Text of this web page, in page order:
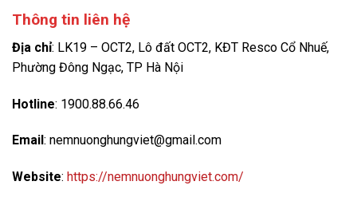
Thông tin liên hệ
Địa chỉ: LK19 – OCT2, Lô đất OCT2, KĐT Resco Cổ Nhuế,
Phường Đông Ngạc, TP Hà Nội
Hotline: 1900.88.66.46
Email : nemnuonghungviet@gmail.com
Website: https://nemnuonghungviet.com/